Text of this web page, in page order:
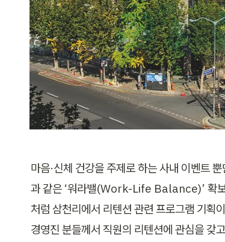
마음·신체 건강을 주제로 하는 사내 이벤트
과 같은 ‘워라밸(Work-Life Balance)’ 확보
처럼 삼천리에서 리텐션 관련 프로그램 기획
경영진 분들께서 직원의 리텐션에 관심을 갖